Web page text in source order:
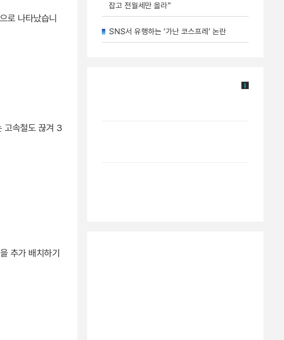
로 나타났습니
고속철도 끊겨 3
추가 배치하기
잡고 전월세만 올라”
SNS서 유행하는 ‘가난 코스프레’ 논란